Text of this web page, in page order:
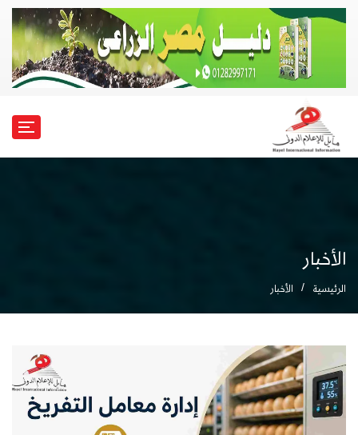
الأخبار
الرئيسية الأخبار